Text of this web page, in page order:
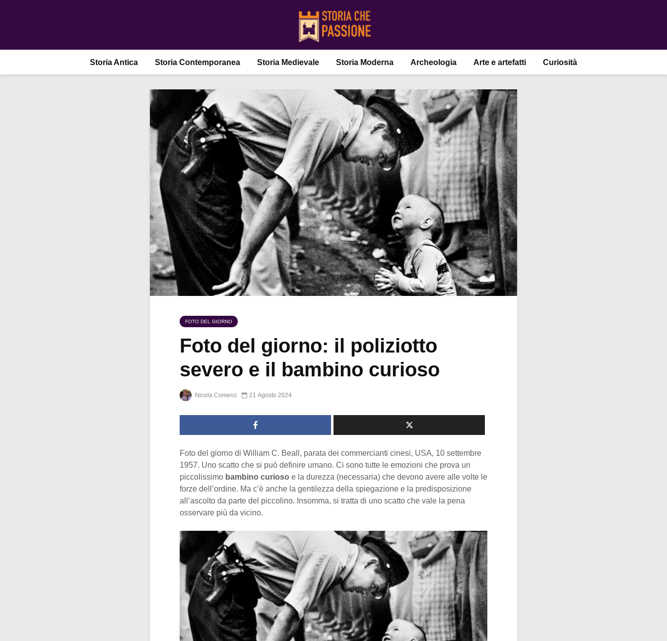
Storia Antica Storia Contemporanea Storia Medievale Storia Moderna Archeologia Arte e artefatti Curiosità
FOTO DEL GIORNO
Foto del giorno: il poliziotto
severo e il bambino curioso
Nicola Comerci 21 Agosto 2024
Foto del giorno di William C. Beall, parata dei commercianti cinesi, USA, 10 settembre
1957. Uno scatto che si può definire umano. Ci sono tutte le emozioni che prova un
piccolissimo bambino curioso e la durezza (necessaria) che devono avere alle volte le
forze dell’ordine. Ma c’è anche la gentilezza della spiegazione e la predisposizione
all’ascolto da parte del piccolino. Insomma, si tratta di uno scatto che vale la pena
osservare più da vicino.